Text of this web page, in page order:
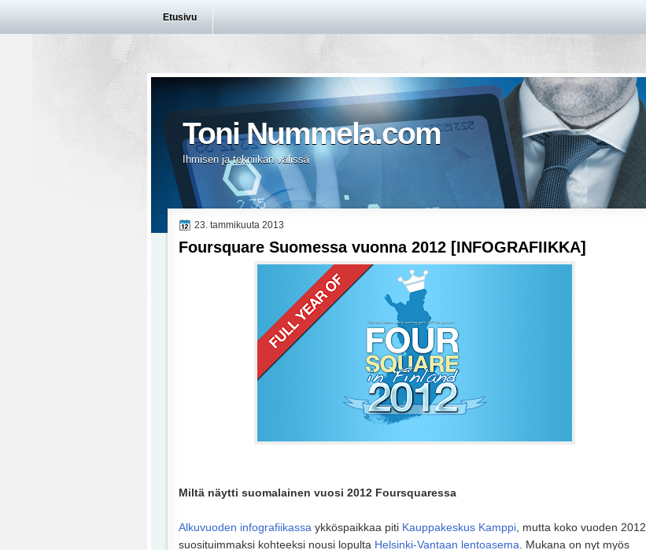
Etusivu
Toni Nummela.com
Ihmisen ja tekniikan välissä
23. tammikuuta 2013
Foursquare Suomessa vuonna 2012 [INFOGRAFIIKKA]
Miltä näytti suomalainen vuosi 2012 Foursquaressa
Alkuvuoden infografiikassa ykköspaikkaa piti Kauppakeskus Kamppi , mutta koko vuoden 2012
suosituimmaksi kohteeksi nousi lopulta Helsinki-Vantaan lentoasema . Mukana on nyt myös